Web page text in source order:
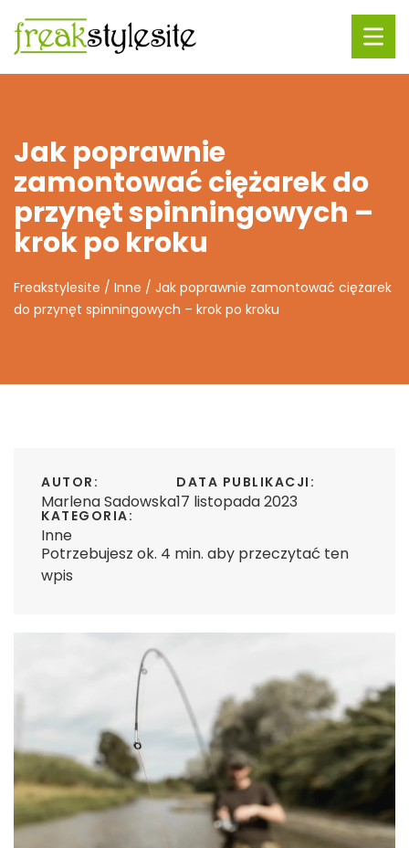
Jak poprawnie
zamontować ciężarek do
przynęt spinningowych –
krok po kroku
Freakstylesite / Inne / Jak poprawnie zamontować ciężarek
do przynęt spinningowych – krok po kroku
AUTOR:
Marlena Sadowska
DATA PUBLIKACJI:
17 listopada 2023
KATEGORIA:
Inne
Potrzebujesz ok. 4 min. aby przeczytać ten
wpis